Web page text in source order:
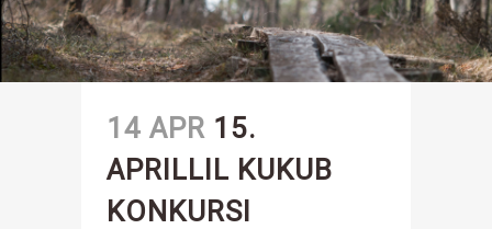
14 APR 15.
APRILLIL KUKUB
KONKURSI